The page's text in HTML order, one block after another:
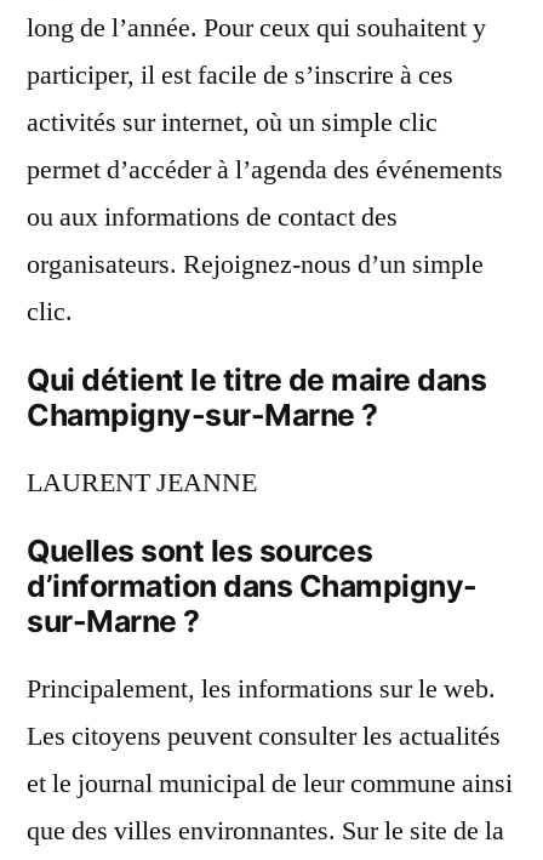
long de l’année. Pour ceux qui souhaitent y
participer, il est facile de s’inscrire à ces
activités sur internet, où un simple clic
permet d’accéder à l’agenda des événements
ou aux informations de contact des
organisateurs. Rejoignez-nous d’un simple
clic.
Qui détient le titre de maire dans
Champigny-sur-Marne ?
LAURENT JEANNE
Quelles sont les sources
d’information dans Champigny-
sur-Marne ?
Principalement, les informations sur le web.
Les citoyens peuvent consulter les actualités
et le journal municipal de leur commune ainsi
que des villes environnantes. Sur le site de la